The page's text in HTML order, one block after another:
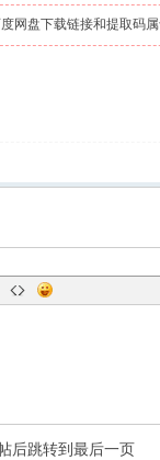
网盘下载链接和提取码
后跳转到最后一页